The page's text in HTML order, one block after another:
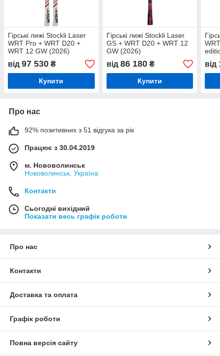
Гірські лижі Stockli Laser
WRT Pro + WRT D20 +
WRT 12 GW (2026)
від 97 530 ₴
Купити
Гірські лижі Stockli Laser
GS + WRT D20 + WRT 12
GW (2026)
від 86 180₴
Купити
+
від
Про нас
92% позитивних з 51 відгука за рік
Працює з 30.04.2019
м. Нововолинськ
Нововолинськ, Україна
Контакти
Сьогодні вихідний
Показати весь графік роботи
Про нас
Контакти
Доставка та оплата
Графік роботи
Повна версія сайту